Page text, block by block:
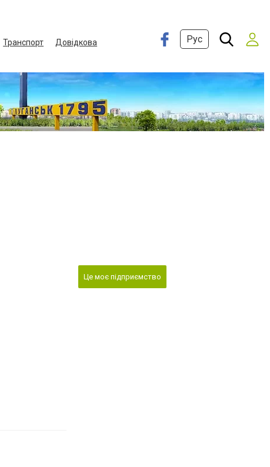
Транспорт
Довідкова
Рус
Це моє підприємство